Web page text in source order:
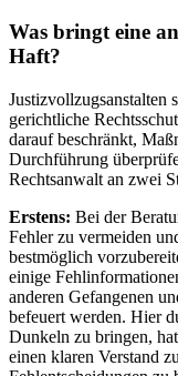
Was bringt eine
Haft?
Justizvollzugsanstalten
gerichtliche
darauf beschränkt,
Durchführung
Rechtsanwalt an zwei
Erstens: Bei der
Fehler zu vermeiden
bestmöglich
einige
anderen Gefangenen
befeuert werden. Hier
Dunkeln zu bringen,
einen klaren Verstand